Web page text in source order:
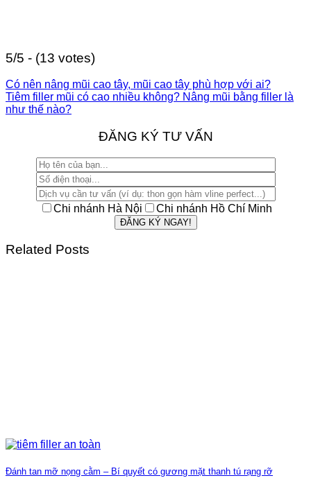
5/5 - (13 votes)
Có nên nâng mũi cao tây, mũi cao tây phù hợp với ai?
Tiêm filler mũi có cao nhiều không? Nâng mũi bằng filler là
như thế nào?
ĐĂNG KÝ TƯ VẤN
Chi nhánh Hà Nội Chi nhánh Hồ Chí Minh
Related Posts
Đánh tan mỡ nọng cằm – Bí quyết có gương mặt thanh tú rạng rỡ